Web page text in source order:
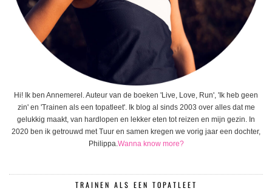
Hi! Ik ben Annemerel. Auteur van de boeken 'Live, Love, Run', 'Ik heb geen
zin' en 'Trainen als een topatleet'. Ik blog al sinds 2003 over alles dat me
gelukkig maakt, van hardlopen en lekker eten tot reizen en mijn gezin. In
2020 ben ik getrouwd met Tuur en samen kregen we vorig jaar een dochter,
Philippa.Wanna know more?
TRAINEN ALS EEN TOPATLEET